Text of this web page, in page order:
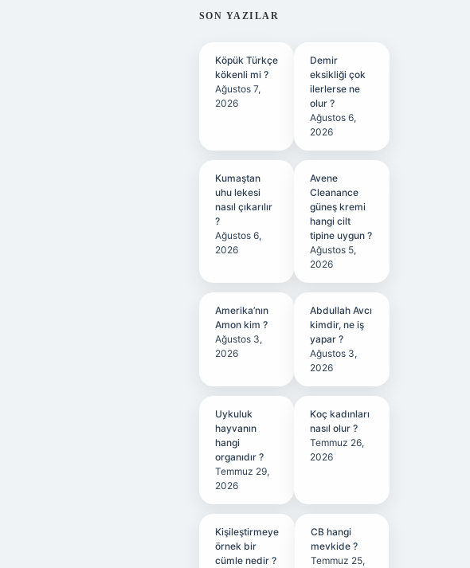
SON YAZILAR
Köpük Türkçe
kökenli mi ?
Ağustos 7,
2026
Demir
eksikliği çok
ilerlerse ne
olur ?
Ağustos 6,
2026
Kumaştan
uhu lekesi
nasıl çıkarılır
?
Ağustos 6,
2026
Avene
Cleanance
güneş kremi
hangi cilt
tipine uygun ?
Ağustos 5,
2026
Amerika’nın
Amon kim ?
Ağustos 3,
2026
Abdullah Avcı
kimdir, ne iş
yapar ?
Ağustos 3,
2026
Uykuluk
hayvanın
hangi
organıdır ?
Temmuz 29,
2026
Koç kadınları
nasıl olur ?
Temmuz 26,
2026
Kişileştirmeye
örnek bir
cümle nedir ?
CB hangi
mevkide ?
Temmuz 25,